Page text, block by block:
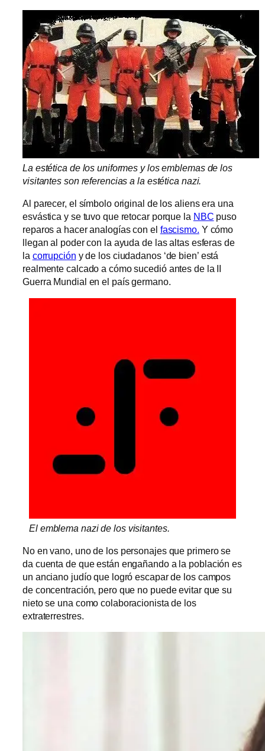
La estética de los uniformes y los emblemas de los
visitantes son referencias a la estética nazi.
Al parecer, el símbolo original de los aliens era una
esvástica y se tuvo que retocar porque la NBC puso
reparos a hacer analogías con el fascismo. Y cómo
llegan al poder con la ayuda de las altas esferas de
la corrupción y de los ciudadanos ‘de bien’ está
realmente calcado a cómo sucedió antes de la II
Guerra Mundial en el país germano.
El emblema nazi de los visitantes.
No en vano, uno de los personajes que primero se
da cuenta de que están engañando a la población es
un anciano judío que logró escapar de los campos
de concentración, pero que no puede evitar que su
nieto se una como colaboracionista de los
extraterrestres.